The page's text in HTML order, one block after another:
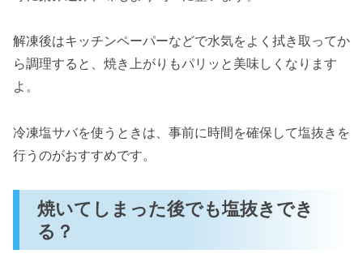
解凍後はキッチンペーパーなどで水気をよく拭き取ってか
ら調理すると、焼き上がりもパリッと美味しくなります
よ。
冷凍塩サバを使うときは、事前に時間を確保して塩抜きを
行うのがおすすめです。
焼いてしまった後でも塩抜きでき
る？